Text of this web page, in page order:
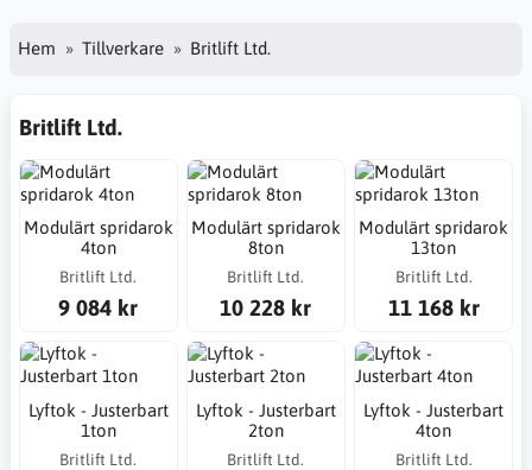
Hem Tillverkare Britlift Ltd.
Britlift Ltd.
Modulärt spridarok
4ton
Britlift Ltd.
9 084 kr
Modulärt spridarok
8ton
Britlift Ltd.
10 228 kr
Modulärt spridarok
13ton
Britlift Ltd.
11 168 kr
Lyftok - Justerbart
1ton
Britlift Ltd.
Lyftok - Justerbart
2ton
Britlift Ltd.
Lyftok - Justerbart
4ton
Britlift Ltd.